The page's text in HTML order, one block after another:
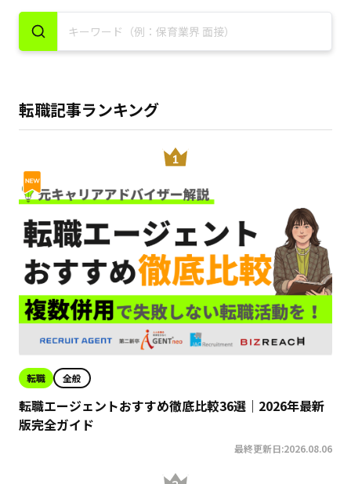
転職記事ランキング
転職 全般
転職エージェントおすすめ徹底比較36選｜2026年最新
版完全ガイド
最終更新日:2026.08.06